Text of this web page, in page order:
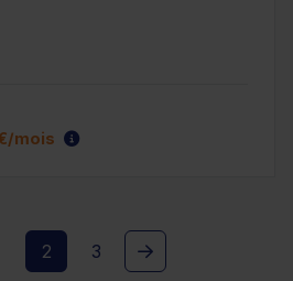
mois
2 3